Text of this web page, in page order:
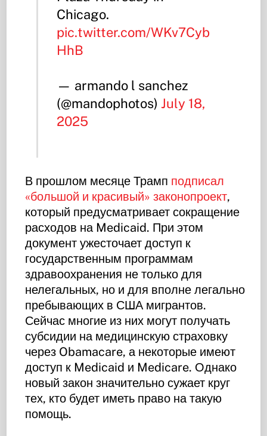
Chicago.
pic.twitter.com/WKv7Cyb
HhB
— armando l sanchez
(@mandophotos) July 18,
2025
В прошлом месяце Трамп подписал
«большой и красивый» законопроект,
который предусматривает сокращение
расходов на Medicaid. При этом
документ ужесточает доступ к
государственным программам
здравоохранения не только для
нелегальных, но и для вполне легально
пребывающих в США мигрантов.
Сейчас многие из них могут получать
субсидии на медицинскую страховку
через Obamacare, а некоторые имеют
доступ к Medicaid и Medicare. Однако
новый закон значительно сужает круг
тех, кто будет иметь право на такую
помощь.